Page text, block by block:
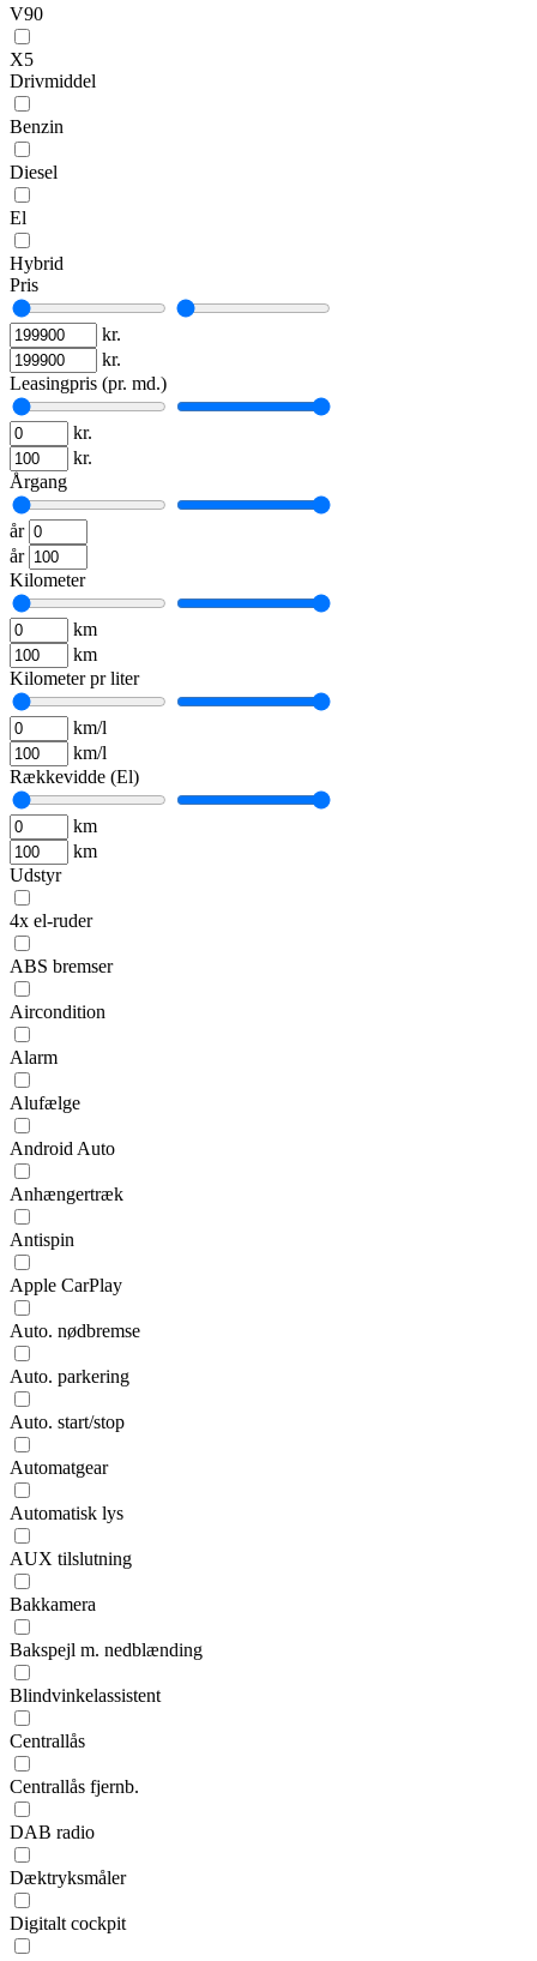
V90
X5
Drivmiddel
Benzin
Diesel
El
Hybrid
Pris
kr.
kr.
Leasingpris (pr. md.)
kr.
kr.
Årgang
år
år
Kilometer
km
km
Kilometer pr liter
km/l
km/l
Rækkevidde (El)
km
km
Udstyr
4x el-ruder
ABS bremser
Aircondition
Alarm
Alufælge
Android Auto
Anhængertræk
Antispin
Apple CarPlay
Auto. nødbremse
Auto. parkering
Auto. start/stop
Automatgear
Automatisk lys
AUX tilslutning
Bakkamera
Bakspejl m. nedblænding
Blindvinkelassistent
Centrallås
Centrallås fjernb.
DAB radio
Dæktryksmåler
Digitalt cockpit